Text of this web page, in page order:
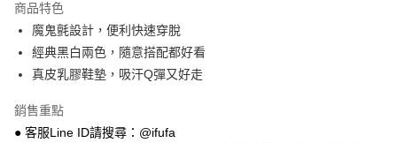
悠遊付
Google Pay
全盈+PAY
AFTEE先享後付
相關說明
商品特色
魔鬼氈設計，便利快速穿脫
經典黑白兩色，隨意搭配都好看
真皮乳膠鞋墊，吸汗Q彈又好走
銷售重點
● 客服Line ID請搜尋：@ifufa